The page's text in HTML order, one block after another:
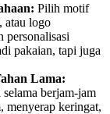
Pilih motif
atau logo
personalisasi
pakaian, tapi juga
Lama:
berjam-jam
menyerap keringat,